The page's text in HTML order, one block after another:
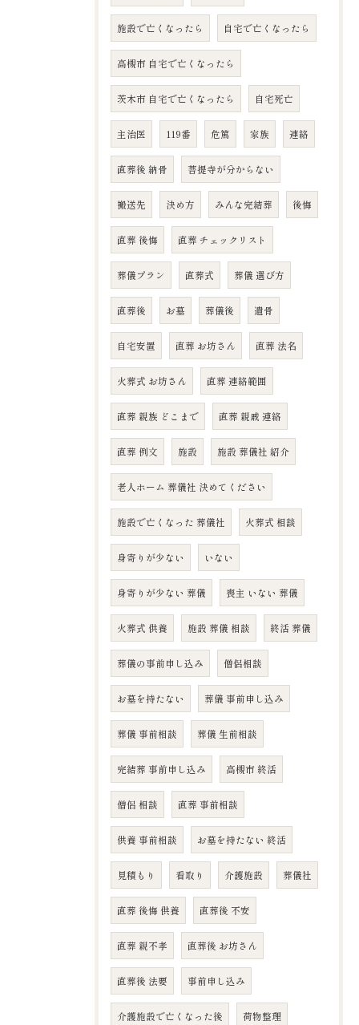
施設で亡くなったら 自宅で亡くなったら
高槻市 自宅で亡くなったら
茨木市 自宅で亡くなったら 自宅死亡
主治医 119番 危篤 家族 連絡
直葬後 納骨 菩提寺が分からない
搬送先 決め方 みんな完結葬 後悔
直葬 後悔 直葬 チェックリスト
葬儀プラン 直葬式 葬儀 選び方
直葬後 お墓 葬儀後 遺骨
自宅安置 直葬 お坊さん 直葬 法名
火葬式 お坊さん 直葬 連絡範囲
直葬 親族 どこまで 直葬 親戚 連絡
直葬 例文 施設 施設 葬儀社 紹介
老人ホーム 葬儀社 決めてください
施設で亡くなった 葬儀社 火葬式 相談
身寄りが少ない いない
身寄りが少ない 葬儀 喪主 いない 葬儀
火葬式 供養 施設 葬儀 相談 終活 葬儀
葬儀の事前申し込み 僧侶相談
お墓を持たない 葬儀 事前申し込み
葬儀 事前相談 葬儀 生前相談
完結葬 事前申し込み 高槻市 終活
僧侶 相談 直葬 事前相談
供養 事前相談 お墓を持たない 終活
見積もり 看取り 介護施設 葬儀社
直葬 後悔 供養 直葬後 不安
直葬 親不孝 直葬後 お坊さん
直葬後 法要 事前申し込み
介護施設で亡くなった後 荷物整理